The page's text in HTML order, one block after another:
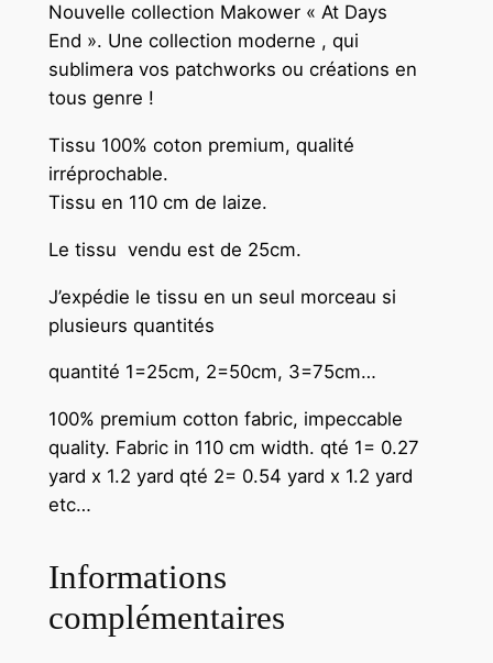
s
u
M
a
k
o
w
r
A
t
D
y
s
E
n
-
2
5
Nouvelle collection Makower « At Days
End ». Une collection moderne , qui
sublimera vos patchworks ou créations en
tous genre !
Tissu 100% coton premium, qualité
irréprochable.
Tissu en 110 cm de laize.
Le tissu vendu est de 25cm.
J’expédie le tissu en un seul morceau si
plusieurs quantités
quantité 1=25cm, 2=50cm, 3=75cm…
100% premium cotton fabric, impeccable
quality. Fabric in 110 cm width. qté 1= 0.27
yard x 1.2 yard qté 2= 0.54 yard x 1.2 yard
etc…
Informations
complémentaires